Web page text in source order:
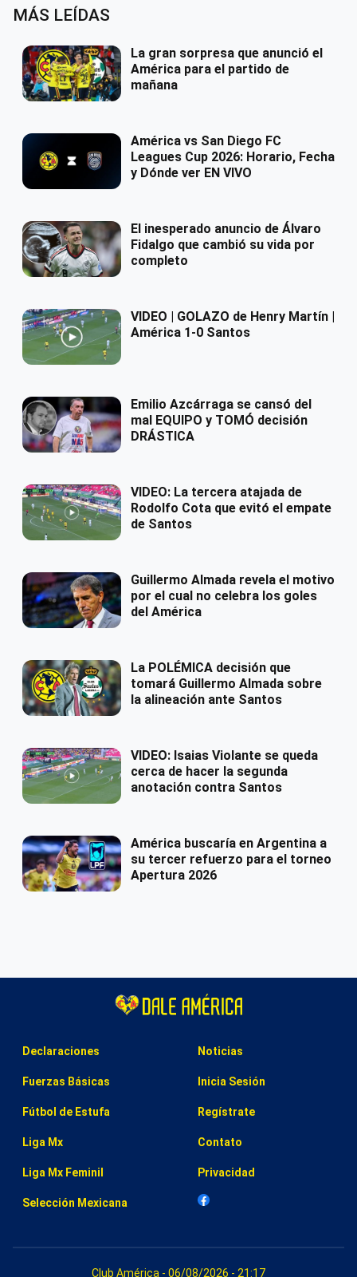
MÁS LEÍDAS
La gran sorpresa que anunció el
América para el partido de
mañana
América vs San Diego FC
Leagues Cup 2026: Horario, Fecha
y Dónde ver EN VIVO
El inesperado anuncio de Álvaro
Fidalgo que cambió su vida por
completo
VIDEO | GOLAZO de Henry Martín |
América 1-0 Santos
Emilio Azcárraga se cansó del
mal EQUIPO y TOMÓ decisión
DRÁSTICA
VIDEO: La tercera atajada de
Rodolfo Cota que evitó el empate
de Santos
Guillermo Almada revela el motivo
por el cual no celebra los goles
del América
La POLÉMICA decisión que
tomará Guillermo Almada sobre
la alineación ante Santos
VIDEO: Isaias Violante se queda
cerca de hacer la segunda
anotación contra Santos
América buscaría en Argentina a
su tercer refuerzo para el torneo
Apertura 2026
Declaraciones
Fuerzas Básicas
Fútbol de Estufa
Liga Mx
Liga Mx Feminil
Selección Mexicana
Noticias
Inicia Sesión
Regístrate
Contato
Privacidad
Club América - 06/08/2026 - 21:17